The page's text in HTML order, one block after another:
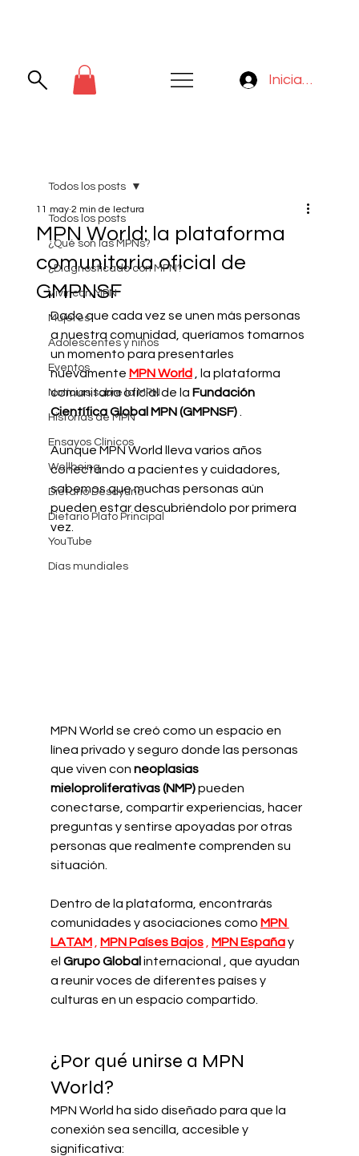
Iniciar sesión
Todos los posts
¿Qué son las MPNs?
¿Diagnosticado con MPN?
Vivir con MPN
Mujeres
Adolescentes y niños
Eventos
Notícias sobre la MPN
Historias de MPN
Ensayos Clínicos
Wellbeing
Dietario Desayuno
Dietario Plato Principal
YouTube
Días mundiales
Todos los posts
MPN World: la plataforma
comunitaria oficial de
GMPNSF
11 may 2 min de lectura
Dado que cada vez se unen más personas
a nuestra comunidad, queríamos tomarnos
un momento para presentarles
nuevamente MPN World , la plataforma
comunitaria oficial de la Fundación
Científica Global MPN (GMPNSF) .
Aunque MPN World lleva varios años
conectando a pacientes y cuidadores,
sabemos que muchas personas aún
pueden estar descubriéndolo por primera
vez.
MPN World se creó como un espacio en
línea privado y seguro donde las personas
que viven con neoplasias
mieloproliferativas (NMP) pueden
conectarse, compartir experiencias, hacer
preguntas y sentirse apoyadas por otras
personas que realmente comprenden su
situación.
Dentro de la plataforma, encontrarás
comunidades y asociaciones como MPN
LATAM
MPN Países Bajos MPN España y
el Grupo Global internacional
, que ayudan
a reunir voces de diferentes países y
culturas en un espacio compartido.
¿Por qué unirse a MPN
World?
MPN World ha sido diseñado para que la
conexión sea sencilla, accesible y
significativa: